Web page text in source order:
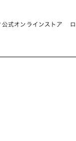
公式オンラインストア